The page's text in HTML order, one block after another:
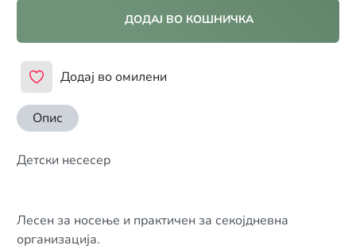
ДОДАЈ ВО КОШНИЧКА
Додај во омилени
Опис
Детски несесер
Лесен за носење и практичен за секојдневна
организација.